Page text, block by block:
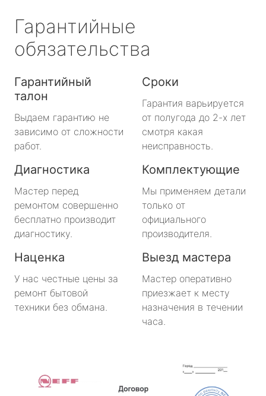
Гарантийные
обязательства
Гарантийный
талон
Выдаем гарантию не
зависимо от сложности
работ.
Сроки
Гарантия варьируется
от полугода до 2-х лет
смотря какая
неисправность.
Диагностика
Мастер перед
ремонтом совершенно
бесплатно производит
диагностику.
Комплектующие
Мы применяем детали
только от
официального
производителя.
Наценка
У нас честные цены за
ремонт бытовой
техники без обмана.
Выезд мастера
Мастер оперативно
приезжает к месту
назначения в течении
часа.